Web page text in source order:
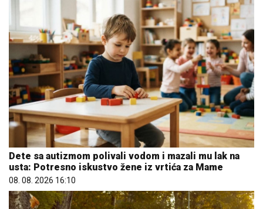
Dete sa autizmom polivali vodom i mazali mu lak na
usta: Potresno iskustvo žene iz vrtića za Mame
08. 08. 2026 16:10